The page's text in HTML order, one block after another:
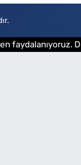
faydalanıyoruz.